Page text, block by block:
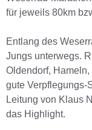
für jeweils 80km
Entlang des
Jungs unterwegs.
Oldendorf,
gute Verpflegungs-
Leitung von Klaus
das Highlight.